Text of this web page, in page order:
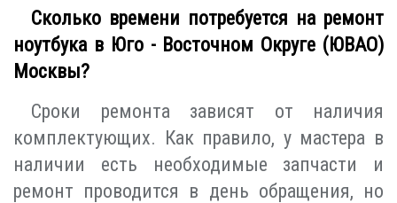
Сколько времени потребуется на ремонт
ноутбука в Юго - Восточном Округе (ЮВАО)
Москвы?
Сроки ремонта зависят от наличия
комплектующих. Как правило, у мастера в
наличии есть необходимые запчасти и
ремонт проводится в день обращения, но